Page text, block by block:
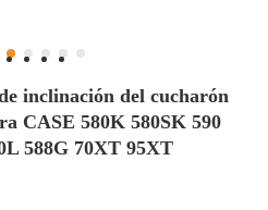
inclinación del cucharón
CASE 580K 580SK 590
588G 70XT 95XT